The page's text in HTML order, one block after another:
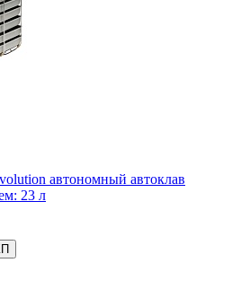
автономный автоклав
23 л